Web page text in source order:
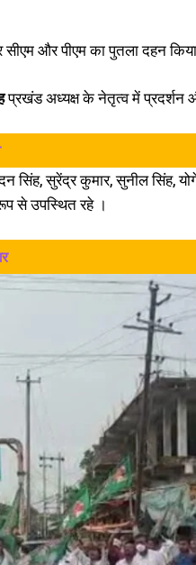
और पीएम का पुतला दहन
प्रखंड अध्यक्ष के नेतृत्व में प्रदर्शन
सिंह, सुरेंद्र कुमार, सुनील सिंह,
से उपस्थित रहे ।